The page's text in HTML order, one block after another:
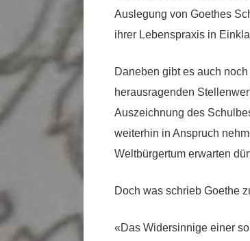
Auslegung von Goethes
ihrer Lebenspraxis in
Daneben gibt es auch
herausragenden
Auszeichnung des
weiterhin in Anspruch
Weltbürgertum erwarten
Doch was schrieb Goethe
«Das Widersinnige einer